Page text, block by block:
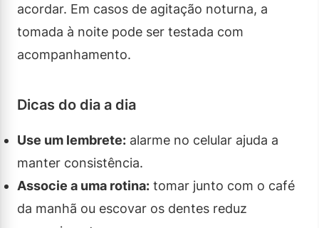
acordar. Em casos de agitação noturna, a
tomada à noite pode ser testada com
acompanhamento.
Dicas do dia a dia
Use um lembrete: alarme no celular ajuda a
manter consistência.
Associe a uma rotina: tomar junto com o café
da manhã ou escovar os dentes reduz